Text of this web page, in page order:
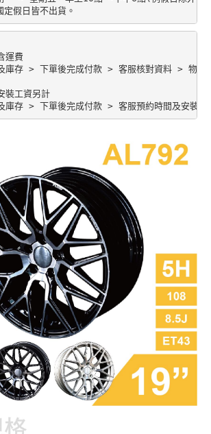
運費
庫存 > 下單後完成付款 > 客服核對資料 > 物流
裝工資另計